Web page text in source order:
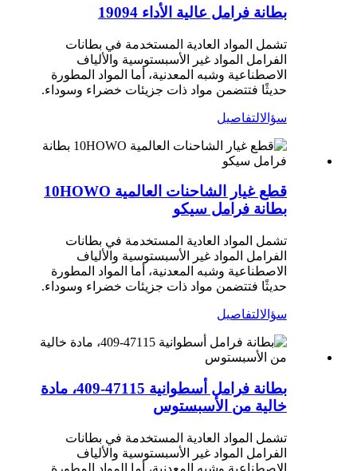
بطانة فرامل عالية الأداء 19094
تشمل المواد العادية المستخدمة في بطانات
الفرامل المواد غير الأسبستوسية والألياف
الاصطناعية وشبه المعدنية، أما المواد المطورة
حديثًا فتتضمن مواد ذات جزيئات خضراء وسوداء.
سؤالالتفاصيل
قطع غيار الشاحنات العالمية 10HOWO
بطانة فرامل سيكو
تشمل المواد العادية المستخدمة في بطانات
الفرامل المواد غير الأسبستوسية والألياف
الاصطناعية وشبه المعدنية، أما المواد المطورة
حديثًا فتتضمن مواد ذات جزيئات خضراء وسوداء.
سؤالالتفاصيل
بطانة فرامل أسطوانية 47115-409، مادة
خالية من الأسبستوس
تشمل المواد العادية المستخدمة في بطانات
الفرامل المواد غير الأسبستوسية والألياف
الاصطناعية وشبه المعدنية، أما المواد المطورة